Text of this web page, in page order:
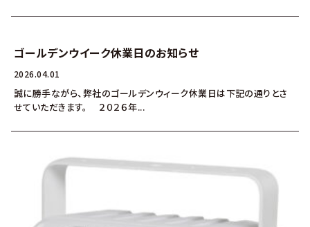
ゴールデンウイーク休業日のお知らせ
2026.04.01
誠に勝手ながら、弊社のゴールデンウィーク休業日は下記の通りとさ
せていただきます。 ２０２６年...